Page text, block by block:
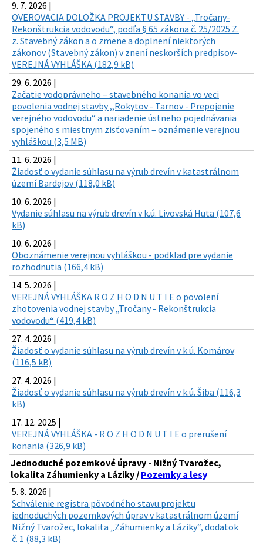
9. 7. 2026 |
OVEROVACIA DOLOŽKA PROJEKTU STAVBY - „Tročany-
Rekonštrukcia vodovodu“, podľa § 65 zákona č. 25/2025 Z.
z. Stavebný zákon a o zmene a doplnení niektorých
zákonov (Stavebný zákon) v znení neskorších predpisov-
VEREJNÁ VYHLÁŠKA (182,9 kB)
29. 6. 2026 |
Začatie vodoprávneho – stavebného konania vo veci
povolenia vodnej stavby ,,Rokytov - Tarnov - Prepojenie
verejného vodovodu“ a nariadenie ústneho pojednávania
spojeného s miestnym zisťovaním – oznámenie verejnou
vyhláškou (3,5 MB)
11. 6. 2026 |
Žiadosť o vydanie súhlasu na výrub drevín v katastrálnom
území Bardejov (118,0 kB)
10. 6. 2026 |
Vydanie súhlasu na výrub drevín v k.ú. Livovská Huta (107,6
kB)
10. 6. 2026 |
Oboznámenie verejnou vyhláškou - podklad pre vydanie
rozhodnutia (166,4 kB)
14. 5. 2026 |
VEREJNÁ VYHLÁŠKA R O Z H O D N U T I E o povolení
zhotovenia vodnej stavby „Tročany - Rekonštrukcia
vodovodu“ (419,4 kB)
27. 4. 2026 |
Žiadosť o vydanie súhlasu na výrub drevín v k ú. Komárov
(116,5 kB)
27. 4. 2026 |
Žiadosť o vydanie súhlasu na výrub drevín v k.ú. Šiba (116,3
kB)
17. 12. 2025 |
VEREJNÁ VYHLÁŠKA - R O Z H O D N U T I E o prerušení
konania (326,9 kB)
Jednoduché pozemkové úpravy - Nižný Tvarožec,
lokalita Záhumienky a Láziky / Pozemky a lesy
5. 8. 2026 |
Schválenie registra pôvodného stavu projektu
jednoduchých pozemkových úprav v katastrálnom území
Nižný Tvarožec, lokalita „Záhumienky a Láziky“, dodatok
č. 1 (88,3 kB)